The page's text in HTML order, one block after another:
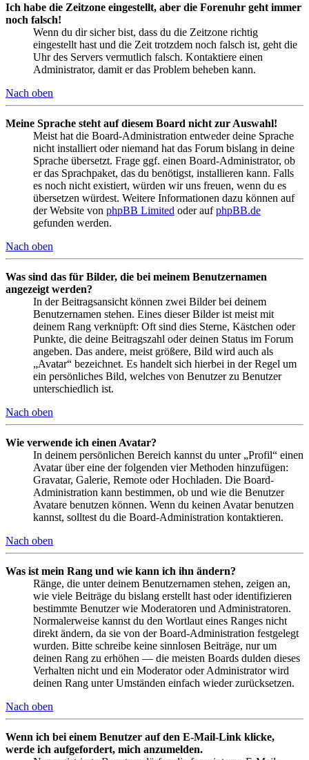
Ich habe die Zeitzone eingestellt, aber die Forenuhr geht immer
noch falsch!
Wenn du dir sicher bist, dass du die Zeitzone richtig
eingestellt hast und die Zeit trotzdem noch falsch ist, geht die
Uhr des Servers vermutlich falsch. Kontaktiere einen
Administrator, damit er das Problem beheben kann.
Nach oben
Meine Sprache steht auf diesem Board nicht zur Auswahl!
Meist hat die Board-Administration entweder deine Sprache
nicht installiert oder niemand hat das Forum bislang in deine
Sprache übersetzt. Frage ggf. einen Board-Administrator, ob
er das Sprachpaket, das du benötigst, installieren kann. Falls
es noch nicht existiert, würden wir uns freuen, wenn du es
übersetzen würdest. Weitere Informationen dazu können auf
der Website von phpBB Limited oder aufphpBB.de
gefunden werden.
Nach oben
Was sind das für Bilder, die bei meinem Benutzernamen
angezeigt werden?
In der Beitragsansicht können zwei Bilder bei deinem
Benutzernamen stehen. Eines dieser Bilder ist meist mit
deinem Rang verknüpft: Oft sind dies Sterne, Kästchen oder
Punkte, die deine Beitragszahl oder deinen Status im Forum
angeben. Das andere, meist größere, Bild wird auch als
„Avatar“ bezeichnet. Es handelt sich hierbei in der Regel um
ein persönliches Bild, welches von Benutzer zu Benutzer
unterschiedlich ist.
Nach oben
Wie verwende ich einen Avatar?
In deinem persönlichen Bereich kannst du unter „Profil“ einen
Avatar über eine der folgenden vier Methoden hinzufügen:
Gravatar, Galerie, Remote oder Hochladen. Die Board-
Administration kann bestimmen, ob und wie die Benutzer
Avatare benutzen können. Wenn du keinen Avatar benutzen
kannst, solltest du die Board-Administration kontaktieren.
Nach oben
Was ist mein Rang und wie kann ich ihn ändern?
Ränge, die unter deinem Benutzernamen stehen, zeigen an,
wie viele Beiträge du bislang erstellt hast oder identifizieren
bestimmte Benutzer wie Moderatoren und Administratoren.
Normalerweise kannst du den Wortlaut eines Ranges nicht
direkt ändern, da sie von der Board-Administration festgelegt
wurden. Bitte schreibe keine sinnlosen Beiträge, nur um
deinen Rang zu erhöhen — die meisten Boards dulden dieses
Verhalten nicht und ein Moderator oder Administrator wird
deinen Rang unter Umständen einfach wieder zurücksetzen.
Nach oben
Wenn ich bei einem Benutzer auf den E-Mail-Link klicke,
werde ich aufgefordert, mich anzumelden.